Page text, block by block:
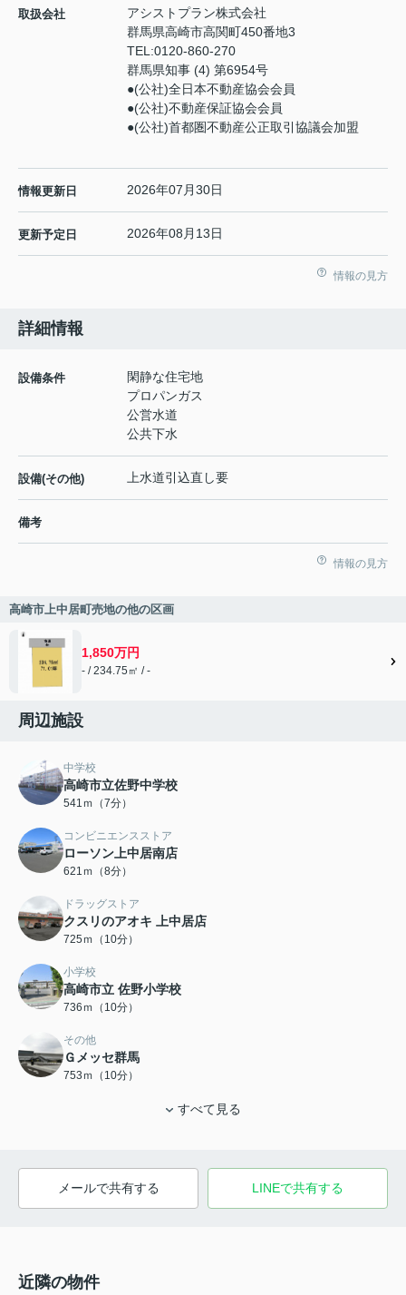
取扱会社
アシストプラン株式会社
群馬県高崎市高関町450番地3
TEL:0120-860-270
群馬県知事 (4) 第6954号
●(公社)全日本不動産協会会員
●(公社)不動産保証協会会員
●(公社)首都圏不動産公正取引協議会加盟
情報更新日 2026年07月30日
更新予定日 2026年08月13日
情報の見方
詳細情報
設備条件
閑静な住宅地
プロパンガス
公営水道
公共下水
設備(その他) 上水道引込直し要
備考
情報の見方
高崎市上中居町売地の他の区画
1,850万円
- / 234.75㎡ / -
周辺施設
中学校
高崎市立佐野中学校
541ｍ（7分）
コンビニエンスストア
ローソン上中居南店
621ｍ（8分）
ドラッグストア
クスリのアオキ 上中居店
725ｍ（10分）
小学校
高崎市立 佐野小学校
736ｍ（10分）
その他
Ｇメッセ群馬
753ｍ（10分）
すべて見る
メールで共有する LINEで共有する
近隣の物件